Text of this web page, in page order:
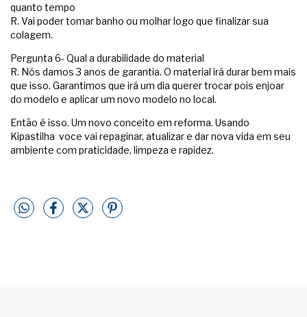
quanto tempo
R. Vai poder tomar banho ou molhar logo que finalizar sua
colagem.
Pergunta 6- Qual a durabilidade do material
R. Nós damos 3 anos de garantia. O material irá durar bem mais
que isso. Garantimos que irá um dia querer trocar pois enjoar
do modelo e aplicar um novo modelo no local.
Então é isso. Um novo conceito em reforma. Usando
Kipastilha voce vai repaginar, atualizar e dar nova vida em seu
ambiente com praticidade, limpeza e rapidez.